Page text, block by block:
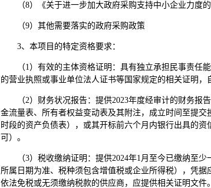
（8）《关于进一步加大政府采购支持中小企业力度
（9）其他需要落实的政府采购政策
3、本项目的特定资格要求：
（1）有效的主体资格证明：具有独立承担民事责任
的营业执照或事业单位法人证书等国家规定的相关证明，
（2）财务状况报告：提供2023年度经审计的财务报
金流量表、所有者权益变动表及其附注，成立时间至提
时段的资产负债表），或其开标前六个月内银行出具的
可）。
（3）税收缴纳证明：提供2024年1月至今已缴纳至
所属日期为准、税种须包含增值税或企业所得税），凭据
依法免税或无须缴纳税款的供应商，应提供相关证明文件。